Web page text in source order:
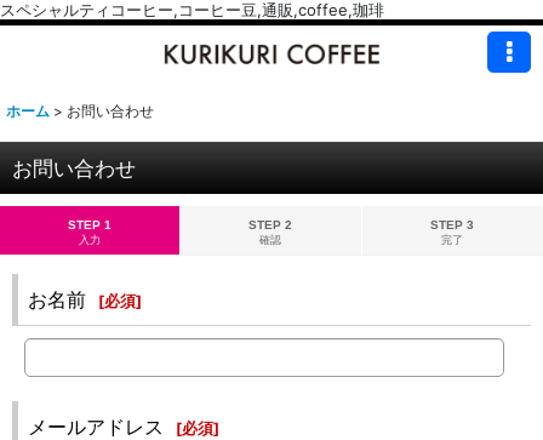
スペシャルティコーヒー,コーヒー豆,通販,coffee,珈琲
ホーム > お問い合わせ
お問い合わせ
STEP 1
入力
STEP 2
確認
STEP 3
完了
お名前 [必須]
メールアドレス [必須]